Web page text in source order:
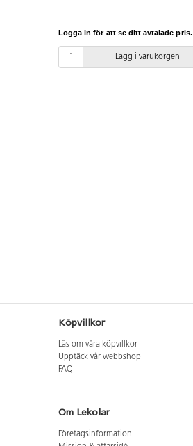
Logga in för att se ditt avtalade pris.
Lägg i varukorgen
Köpvillkor
Läs om våra köpvillkor
Upptäck vår webbshop
FAQ
Om Lekolar
Företagsinformation